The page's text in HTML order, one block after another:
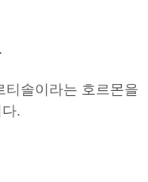
티솔이라는 호르몬을
.